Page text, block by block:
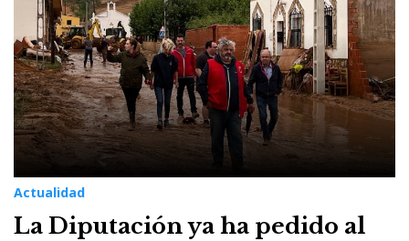
Actualidad
La Diputación ya ha pedido al